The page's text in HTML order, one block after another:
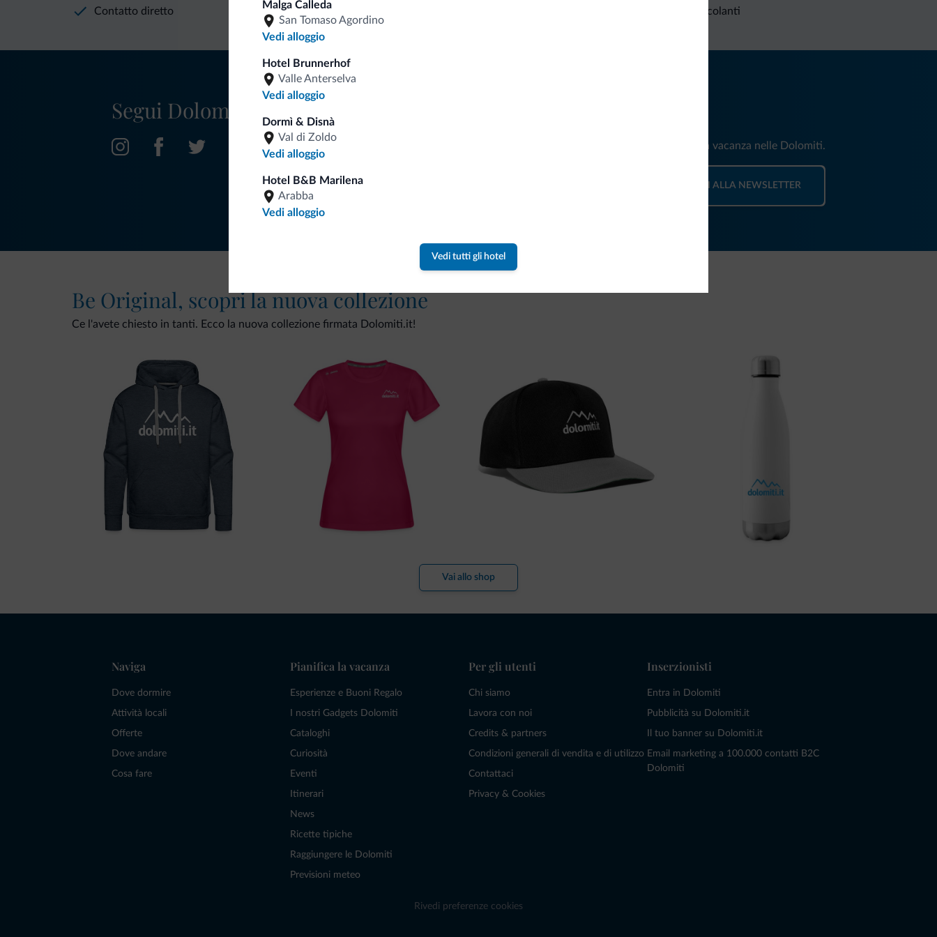
Malga Calleda
San Tomaso Agordino
Vedi alloggio
Hotel Brunnerhof
Valle Anterselva
Vedi alloggio
Dormì & Disnà
Val di Zoldo
Vedi alloggio
Hotel B&B Marilena
Arabba
Vedi alloggio
Vedi tutti gli hotel
Contatto diretto Richieste non vincolanti
Segui Dolomiti.it
Riceverai informazioni, offerte esclusive e news per la tua vacanza nelle Dolomiti.
ISCRIVITI ALLA NEWSLETTER
Be Original, scopri la nuova collezione
Ce l'avete chiesto in tanti. Ecco la nuova collezione firmata Dolomiti.it!
Vai allo shop
Naviga
Dove dormire
Attività locali
Offerte
Dove andare
Cosa fare
Pianifica la vacanza
Esperienze e Buoni Regalo
I nostri Gadgets Dolomiti
Cataloghi
Curiosità
Eventi
Itinerari
News
Ricette tipiche
Raggiungere le Dolomiti
Previsioni meteo
Per gli utenti
Chi siamo
Lavora con noi
Credits & partners
Condizioni generali di vendita e di utilizzo
Contattaci
Privacy & Cookies
Inserzionisti
Entra in Dolomiti
Pubblicità su Dolomiti.it
Il tuo banner su Dolomiti.it
Email marketing a 100.000 contatti B2C
Dolomiti
Rivedi preferenze cookies